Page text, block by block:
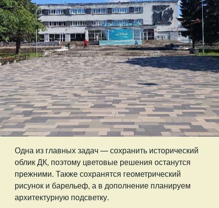
Одна из главных задач — сохранить исторический
облик ДК, поэтому цветовые решения останутся
прежними. Также сохранятся геометрический
рисунок и барельеф, а в дополнение планируем
архитектурную подсветку.